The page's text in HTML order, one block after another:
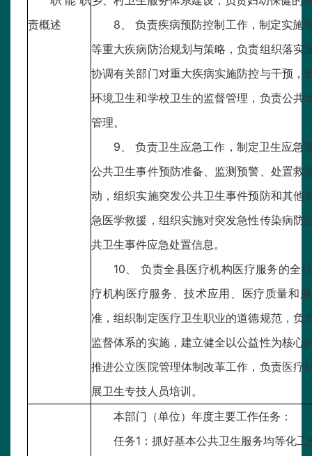
责概述
8、 负责疾病预防控制工作，制定实施
等重大疾病防治规划与策略，负责组织落实
协调有关部门对重大疾病实施防控与干预，
环境卫生和学校卫生的监督管理，负责公共
管理。
9、 负责卫生应急工作，制定卫生应急
公共卫生事件预防准备、监测预警、处置救
动，组织实施突发公共卫生事件预防和其他
急医学救援，组织实施对突发急性传染病防
共卫生事件应急处置信息。
10、 负责全县医疗机构医疗服务的全
疗机构医疗服务、技术应用、医疗质量和
准，组织制定医疗卫生职业的道德规范，负
监督体系的实施，建立健全以公益性为核心
推进公立医院管理体制改革工作，负责医疗
展卫生专技人员培训。
本部门（单位）年度主要工作任务：
任务1：抓好基本公共卫生服务均等化工